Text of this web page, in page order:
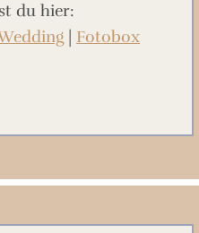
du hier:
Fotobox